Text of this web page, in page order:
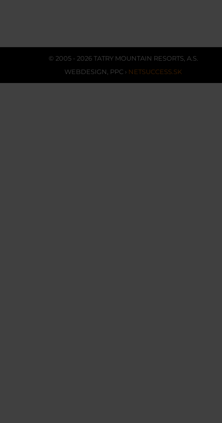
© 2005 - 2026 TATRY MOUNTAIN RESORTS, A.S.
WEBDESIGN PPC › NETSUCCESS.SK